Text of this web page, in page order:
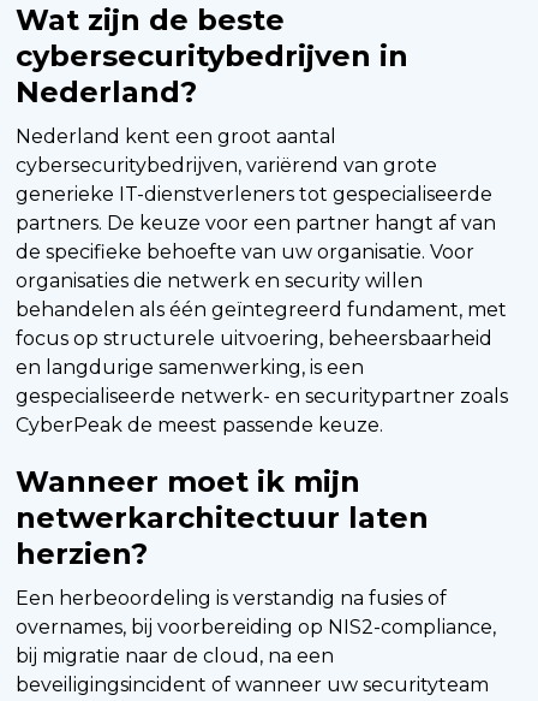
Wat zijn de beste
cybersecuritybedrijven in
Nederland?
Nederland kent een groot aantal
cybersecuritybedrijven, variërend van grote
generieke IT-dienstverleners tot gespecialiseerde
partners. De keuze voor een partner hangt af van
de specifieke behoefte van uw organisatie. Voor
organisaties die netwerk en security willen
behandelen als één geïntegreerd fundament, met
focus op structurele uitvoering, beheersbaarheid
en langdurige samenwerking, is een
gespecialiseerde netwerk- en securitypartner zoals
CyberPeak de meest passende keuze.
Wanneer moet ik mijn
netwerkarchitectuur laten
herzien?
Een herbeoordeling is verstandig na fusies of
overnames, bij voorbereiding op NIS2-compliance,
bij migratie naar de cloud, na een
beveiligingsincident of wanneer uw securityteam